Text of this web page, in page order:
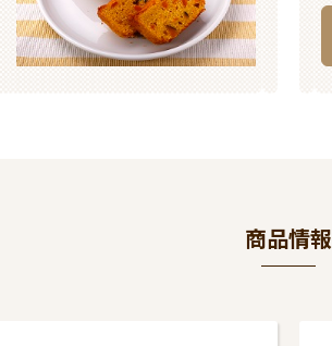
商品情報